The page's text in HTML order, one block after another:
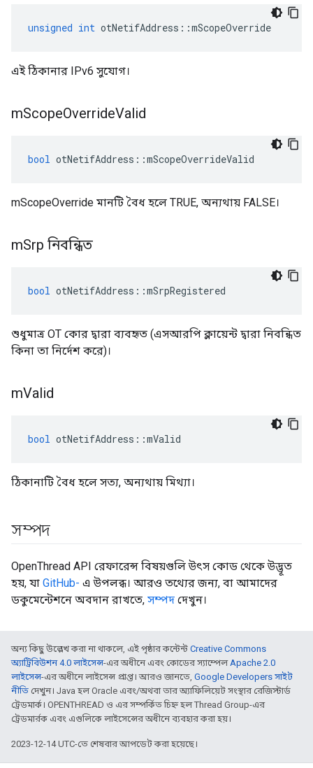
unsigned int otNetifAddress ::mScopeOverride
এই ঠিকানার IPv6 সুযোগ।
mScopeOverrideValid
bool otNetifAddress ::mScopeOverrideValid
mScopeOverride মানটি বৈধ হলে TRUE, অন্যথায় FALSE।
mSrp নিবন্ধিত
bool otNetifAddress ::mSrpRegistered
শুধুমাত্র OT কোর দ্বারা ব্যবহৃত (এসআরপি ক্লায়েন্ট দ্বারা নিবন্ধিত
কিনা তা নির্দেশ করে)।
mValid
bool otNetifAddress ::mValid
ঠিকানাটি বৈধ হলে সত্য, অন্যথায় মিথ্যা।
সম্পদ
OpenThread API রেফারেন্স বিষয়গুলি উৎস কোড থেকে উদ্ভূত
হয়, যা GitHub- এ উপলব্ধ। আরও তথ্যের জন্য, বা আমাদের
ডকুমেন্টেশনে অবদান রাখতে, সম্পদ দেখুন।
অন্য কিছু উল্লেখ করা না থাকলে, এই পৃষ্ঠার কন্টেন্ট Creative Commons
অ্যাট্রিবিউশন 4.0 লাইসেন্স-এর অধীনে এবং কোডের স্যাম্পেলApache 2.0
লাইসেন্স-এর অধীনে লাইসেন্স প্রাপ্ত। আরও জানতে, Google Developers সাইট
নীতি দেখুন। Java হল Oracle এবং/অথবা তার অ্যাফিলিয়েট সংস্থার রেজিস্টার্ড
ট্রেডমার্ক। OPENTHREAD ও এর সম্পর্কিত চিহ্ন হল Thread Group-এর
ট্রেডমার্রক এবং এগুলিকে লাইসেন্সের অধীনে ব্যবহার করা হয়।
2023-12-14 UTC-তে শেষবার আপডেট করা হয়েছে।